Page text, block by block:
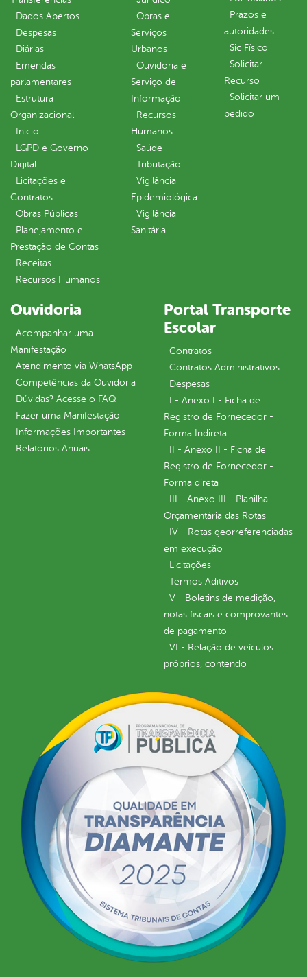
Dados Abertos
Despesas
Diárias
Emendas
parlamentares
Estrutura
Organizacional
Inicio
LGPD e Governo
Digital
Licitações e
Contratos
Obras Públicas
Planejamento e
Prestação de Contas
Receitas
Recursos Humanos
Obras e
Serviços
Urbanos
Ouvidoria e
Serviço de
Informação
Recursos
Humanos
Saúde
Tributação
Vigilância
Epidemiológica
Vigilância
Sanitária
Prazos e
autoridades
Sic Físico
Solicitar
Recurso
Solicitar um
pedido
Ouvidoria
Acompanhar uma
Manifestação
Atendimento via WhatsApp
Competências da Ouvidoria
Dúvidas? Acesse o FAQ
Fazer uma Manifestação
Informações Importantes
Relatórios Anuais
Portal Transporte
Escolar
Contratos
Contratos Administrativos
Despesas
I - Anexo I - Ficha de
Registro de Fornecedor -
Forma Indireta
II - Anexo II - Ficha de
Registro de Fornecedor -
Forma direta
III - Anexo III - Planilha
Orçamentária das Rotas
IV - Rotas georreferenciadas
em execução
Licitações
Termos Aditivos
V - Boletins de medição,
notas fiscais e comprovantes
de pagamento
VI - Relação de veículos
próprios, contendo